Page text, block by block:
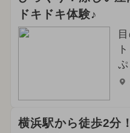
ドキドキ体験♪
横浜駅から徒歩2分